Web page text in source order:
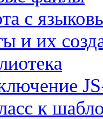
с
и их
к